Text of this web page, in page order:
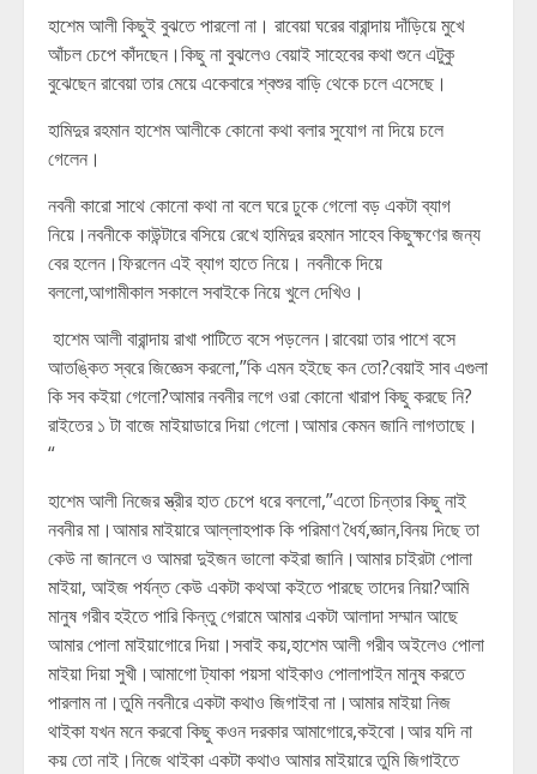
হাশেম আলী কিছুই বুঝতে পারলো না। রাবেয়া ঘরের বারান্দায় দাঁড়িয়ে মুখে
আঁচল চেপে কাঁদছেন।কিছু না বুঝলেও বেয়াই সাহেবের কথা শুনে এটুকু
বুঝেছেন রাবেয়া তার মেয়ে একেবারে শ্বশুর বাড়ি থেকে চলে এসেছে।
হামিদুর রহমান হাশেম আলীকে কোনো কথা বলার সুযোগ না দিয়ে চলে
গেলেন।
নবনী কারো সাথে কোনো কথা না বলে ঘরে ঢুকে গেলো বড় একটা ব্যাগ
নিয়ে।নবনীকে কাউন্টারে বসিয়ে রেখে হামিদুর রহমান সাহেব কিছুক্ষণের জন্য
বের হলেন।ফিরলেন এই ব্যাগ হাতে নিয়ে। নবনীকে দিয়ে
বললো,আগামীকাল সকালে সবাইকে নিয়ে খুলে দেখিও।
হাশেম আলী বারান্দায় রাখা পাটিতে বসে পড়লেন।রাবেয়া তার পাশে বসে
আতঙ্কিত স্বরে জিজ্ঞেস করলো,”কি এমন হইছে কন তো?বেয়াই সাব এগুলা
কি সব কইয়া গেলো?আমার নবনীর লগে ওরা কোনো খারাপ কিছু করছে নি?
রাইতের ১ টা বাজে মাইয়াডারে দিয়া গেলো।আমার কেমন জানি লাগতাছে।
“
হাশেম আলী নিজের স্ত্রীর হাত চেপে ধরে বললো,”এতো চিন্তার কিছু নাই
নবনীর মা।আমার মাইয়ারে আল্লাহপাক কি পরিমাণ ধৈর্য,জ্ঞান,বিনয় দিছে তা
কেউ না জানলে ও আমরা দুইজন ভালো কইরা জানি।আমার চাইরটা পোলা
মাইয়া, আইজ পর্যন্ত কেউ একটা কথআ কইতে পারছে তাদের নিয়া?আমি
মানুষ গরীব হইতে পারি কিন্তু গেরামে আমার একটা আলাদা সম্মান আছে
আমার পোলা মাইয়াগোরে দিয়া।সবাই কয়,হাশেম আলী গরীব অইলেও পোলা
মাইয়া দিয়া সুখী।আমাগো ট্যাকা পয়সা থাইকাও পোলাপাইন মানুষ করতে
পারলাম না।তুমি নবনীরে একটা কথাও জিগাইবা না।আমার মাইয়া নিজ
থাইকা যখন মনে করবো কিছু কওন দরকার আমাগোরে,কইবো।আর যদি না
কয় তো নাই।নিজে থাইকা একটা কথাও আমার মাইয়ারে তুমি জিগাইতে